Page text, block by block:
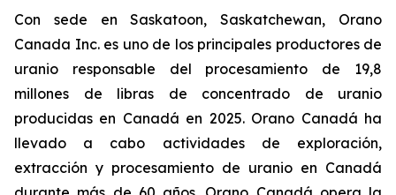
Con sede en Saskatoon, Saskatchewan, Orano
Canada Inc. es uno de los principales productores de
uranio responsable del procesamiento de 19,8
millones de libras de concentrado de uranio
producidas en Canadá en 2025. Orano Canadá ha
llevado a cabo actividades de exploración,
extracción y procesamiento de uranio en Canadá